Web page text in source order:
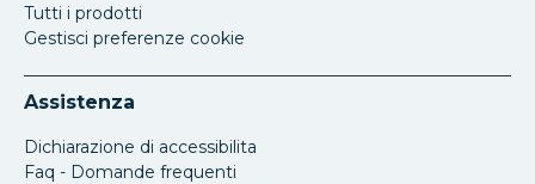
Tutti i prodotti
Gestisci preferenze cookie
Assistenza
Dichiarazione di accessibilita
Faq - Domande frequenti